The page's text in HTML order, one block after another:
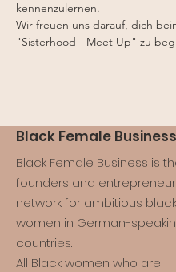
kennenzulernen.
Wir freuen uns darauf, dich
"Sisterhood - Meet Up" zu
Black Female Business
Black Female Business is
founders and
network for ambitious black
women in German-
countries.
All Black women who are